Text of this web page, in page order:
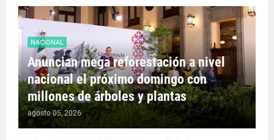
NACIONAL
Anuncian mega reforestación a nivel
nacional el próximo domingo con
millones de árboles y plantas
agosto 05, 2026